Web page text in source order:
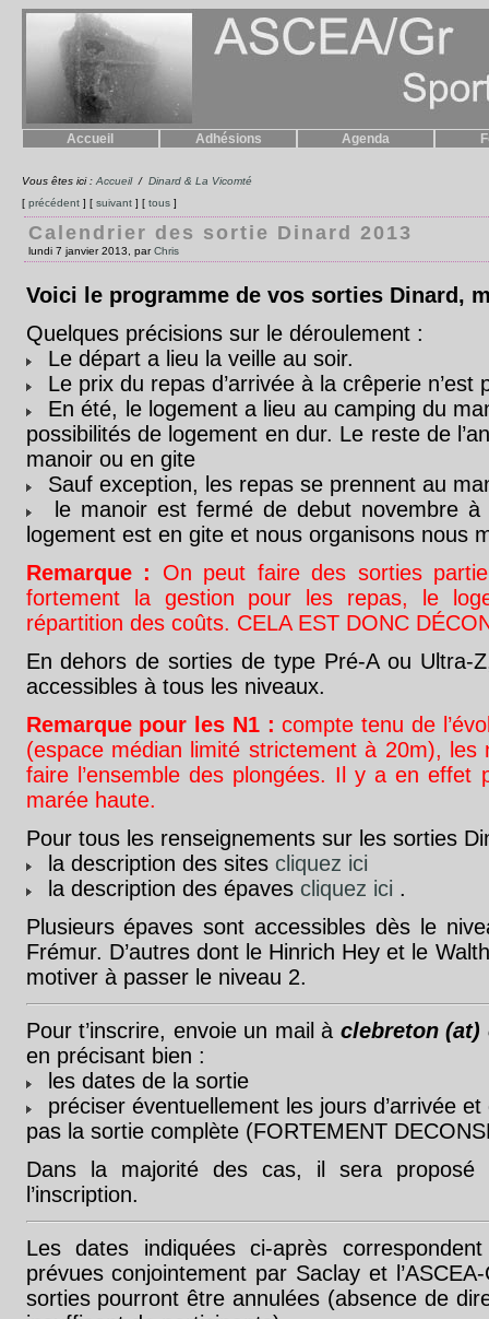
Accueil Adhésions Agenda
Vous êtes ici : Accueil/ Dinard & La Vicomté
[ précédent] [ suivant] [ tous]
Calendrier des sortie Dinard 2013
lundi 7 janvier 2013, parChris
Voici le programme de vos sorties Dinard,
Quelques précisions sur le déroulement :
Le départ a lieu la veille au soir.
Le prix du repas d’arrivée à la crêperie n’est
En été, le logement a lieu au camping du
possibilités de logement en dur. Le reste de
manoir ou en gite
Sauf exception, les repas se prennent au
le manoir est fermé de debut novembre
logement est en gite et nous organisons nous
Remarque : On peut faire des sorties
fortement la gestion pour les repas, le
répartition des coûts. CELA EST DONC
En dehors de sorties de type Pré-A ou Ultra-
accessibles à tous les niveaux.
Remarque pour les N1 : compte tenu de
(espace médian limité strictement à 20m),
faire l’ensemble des plongées. Il y a en effet
marée haute.
Pour tous les renseignements sur les sorties
la description des sites cliquez ici
la description des épaves cliquez ici .
Plusieurs épaves sont accessibles dès le
Frémur. D’autres dont le Hinrich Hey et le
motiver à passer le niveau 2.
Pour t’inscrire, envoie un mail à clebreton (at)
en précisant bien :
les dates de la sortie
préciser éventuellement les jours d’arrivée
pas la sortie complète (FORTEMENT
Dans la majorité des cas, il sera proposé
l’inscription.
Les dates indiquées ci-après
prévues conjointement par Saclay et
sorties pourront être annulées (absence de